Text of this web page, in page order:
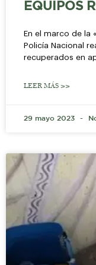
EQUIPOS
En el marco de la
Policía Nacional
recuperados en
LEER MÁS >>
29 mayo 2023